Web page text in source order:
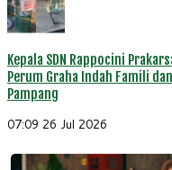
Kepala SDN Rappocini
Perum Graha Indah Famili
Pampang
07:09 26 Jul 2026